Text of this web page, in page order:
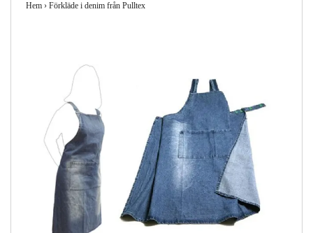
Hem › Förkläde i denim från Pulltex